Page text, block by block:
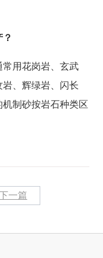
用花岗岩、玄武
、辉绿岩、闪长
制砂按岩石种类区
一篇